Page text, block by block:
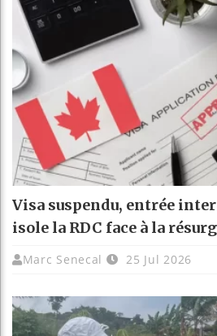
Visa suspendu, entrée
isole la RDC face à la
Marc Senecal 25 Jul 2026